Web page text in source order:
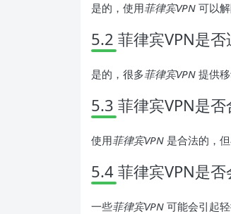
是的，使用菲律宾VPN 可以
5.2 菲律宾VPN是
是的，很多菲律宾VPN 提供
5.3 菲律宾VPN是否
使用菲律宾VPN 是合法的，
5.4 菲律宾VPN是
一些菲律宾VPN 可能会引起